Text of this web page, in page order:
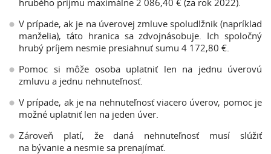
hrubého príjmu maximálne 2 086,40 € (za rok 2022).
V prípade, ak je na úverovej zmluve spoludlžnik (napríklad
manželia), táto hranica sa zdvojnásobuje. Ich spoločný
hrubý príjem nesmie presiahnuť sumu 4 172,80 €.
Pomoc si môže osoba uplatniť len na jednu úverovú
zmluvu a jednu nehnuteľnosť.
V prípade, ak je na nehnuteľnosť viacero úverov, pomoc je
možné uplatniť len na jeden úver.
Zároveň platí, že daná nehnuteľnosť musí slúžiť
na bývanie a nesmie sa prenajímať.